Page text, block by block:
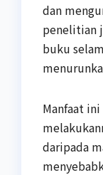
dan
penelitian
buku
Manfaat
daripada